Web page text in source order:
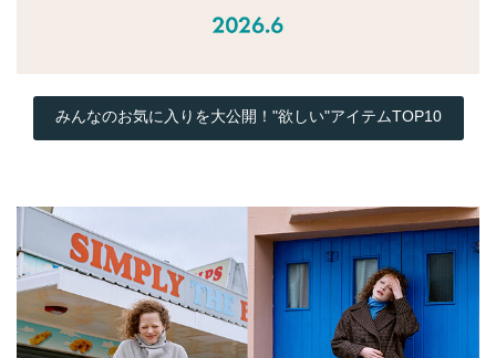
みんなのお気に入りを大公開！"欲しい"アイテムTOP10